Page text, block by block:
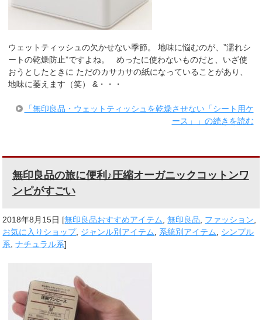
ウェットティッシュの欠かせない季節。 地味に悩むのが、”濡れシ
ートの乾燥防止”ですよね。 めったに使わないものだと、いざ使
おうとしたときに ただのカサカサの紙になっていることがあり、
地味に萎えます（笑） &・・・
「無印良品・ウェットティッシュを乾燥させない「シート用ケ
ース」」の続きを読む
無印良品の旅に便利♪圧縮オーガニックコットンワ
ンピがすごい
2018年8月15日 [無印良品おすすめアイテム ,無印良品 ファッション
お気に入りショップ, ジャンル別アイテム 系統別アイテム
シンプル
系 ,ナチュラル系]